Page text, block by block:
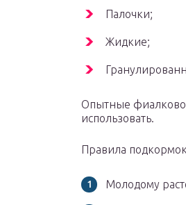
Палочки;
Жидкие;
Опытные
использовать.
Правила
Молодому